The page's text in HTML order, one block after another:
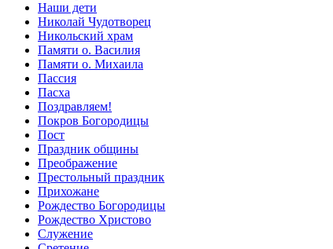
Наши дети
Николай Чудотворец
Никольский храм
Памяти о. Василия
Памяти о. Михаила
Пассия
Пасха
Поздравляем!
Покров Богородицы
Пост
Праздник общины
Преображение
Престольный праздник
Прихожане
Рождество Богородицы
Рождество Христово
Служение